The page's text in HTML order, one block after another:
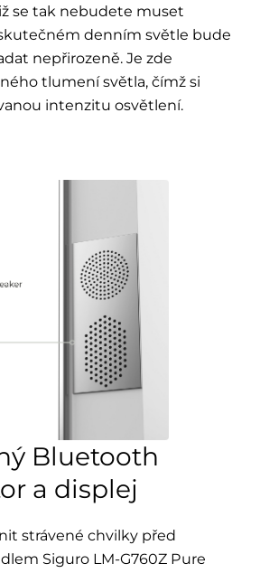
se tak nebudete muset
denním světle bude
nepřirozeně. Je zde
tlumení světla, čímž si
intenzitu osvětlení.
Bluetooth
a displej
strávené chvilky před
Siguro LM-G760Z Pure